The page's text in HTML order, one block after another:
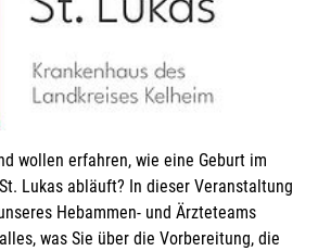
wollen erfahren, wie eine Geburt im
Lukas abläuft? In dieser Veranstaltung
Hebammen- und Ärzteteams
was Sie über die Vorbereitung, die